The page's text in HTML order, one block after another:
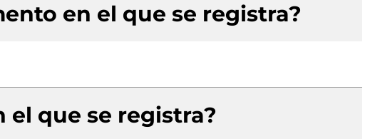
en el que se registra?
el que se registra?